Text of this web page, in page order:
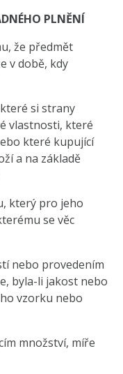
PLNĚNÍ
že předmět
v době, kdy
si strany
vlastnosti, které
které kupující
a na základě
který pro jeho
se věc
nebo provedením
byla-li jakost nebo
vzorku nebo
množství, míře